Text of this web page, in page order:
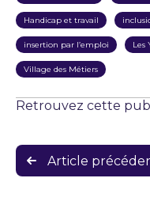
Handicap et travail
insertion par l’emploi Les
Village des Métiers
Retrouvez cette
Navigation
de
Article